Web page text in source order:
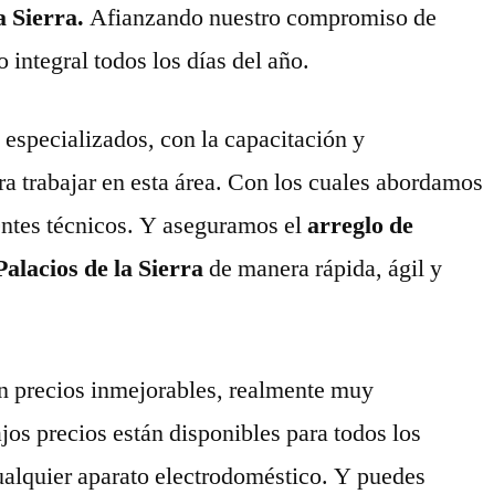
Sierra.Afianzando nuestro compromiso de
integral todos los días del año.
con la capacitación y
trabajar en esta área. Con los cuales abordamos
técnicos. Y aseguramos elarreglo de
de la Sierrade manera rápida, ágil y
precios inmejorables, realmente muy
precios están disponibles para todos los
aparato electrodoméstico. Y puedes